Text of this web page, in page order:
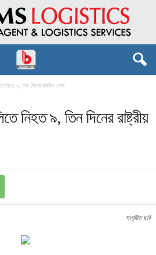
নিহত ৯, তিন দিনের রাষ্ট্রীয় শোক
নিহত ৯, তিন দিনের রাষ্ট্রীয়
সংগৃহীত ছবি